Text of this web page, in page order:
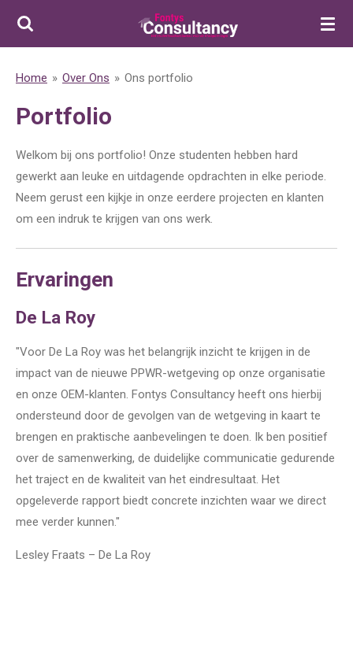
Ga
deHome » Over Ons » Ons portfolio
Portfolio
Welkom bij ons portfolio! Onze studenten hebben hard
gewerkt aan leuke en uitdagende opdrachten in elke periode.
Neem gerust een kijkje in onze eerdere projecten en klanten
om een indruk te krijgen van ons werk.
Ervaringen
De La Roy
"Voor De La Roy was het belangrijk inzicht te krijgen in de
impact van de nieuwe PPWR-wetgeving op onze organisatie
en onze OEM-klanten. Fontys Consultancy heeft ons hierbij
ondersteund door de gevolgen van de wetgeving in kaart te
brengen en praktische aanbevelingen te doen. Ik ben positief
over de samenwerking, de duidelijke communicatie gedurende
het traject en de kwaliteit van het eindresultaat. Het
opgeleverde rapport biedt concrete inzichten waar we direct
mee verder kunnen."
Lesley Fraats – De La Roy